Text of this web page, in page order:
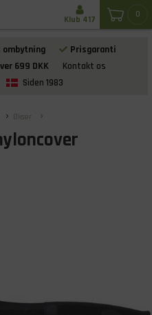
ombytning
Prisgaranti
699 DKK
Kontakt os
Siden 1983
0
Klub 417
Økser